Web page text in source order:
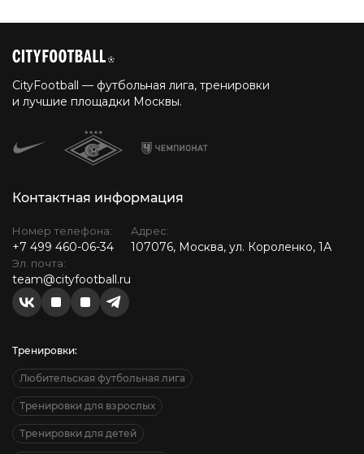
CityFootball — футбольная лига, тренировки
и лучшие площадки Москвы.
Контактная информация
Номер телефона:
+7 499 460-06-34
Эл. почта:
team@cityfootball.ru
Адрес:
107076, Москва, ул. Короленко, 1А
Тренировки:
Любительская футбольная лига
Тренировки для взрослых
Тренировки для детей